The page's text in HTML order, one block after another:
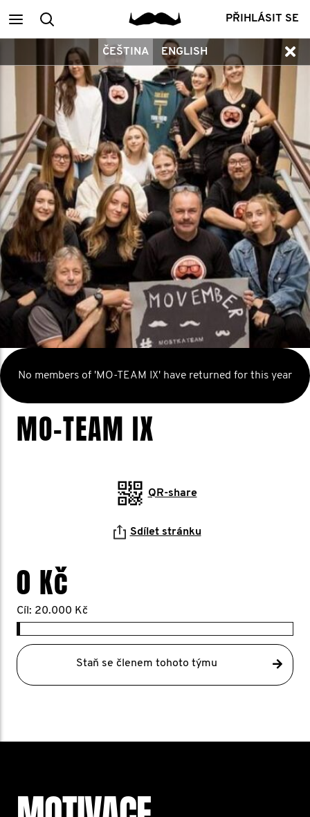
MainVyhledání
členů
PŘIHLÁSIT SE
ČEŠTINA ENGLISH
No members of 'MO-TEAM IX' have returned for this year
MO-TEAM IX
QR-share
Sdílet stránku
0 Kč
Cíl: 20.000 Kč
Staň se členem tohoto týmu